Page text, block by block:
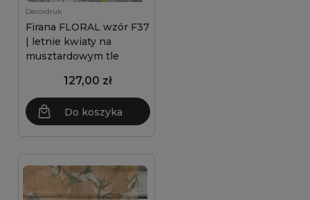
Decordruk
Firana FLORAL wzór F37
| letnie kwiaty na
musztardowym tle
127,00 zł
Do koszyka